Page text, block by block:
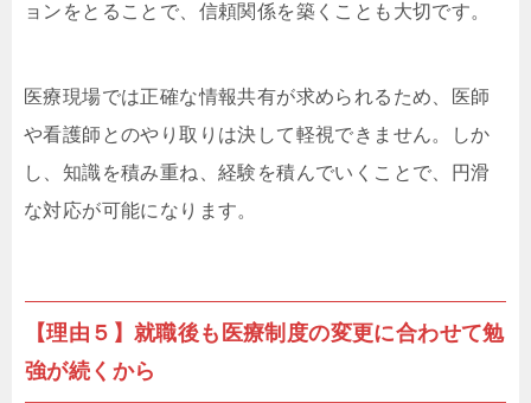
ョンをとることで、信頼関係を築くことも大切です。
医療現場では正確な情報共有が求められるため、医師
や看護師とのやり取りは決して軽視できません。しか
し、知識を積み重ね、経験を積んでいくことで、円滑
な対応が可能になります。
【理由５】就職後も医療制度の変更に合わせて勉
強が続くから